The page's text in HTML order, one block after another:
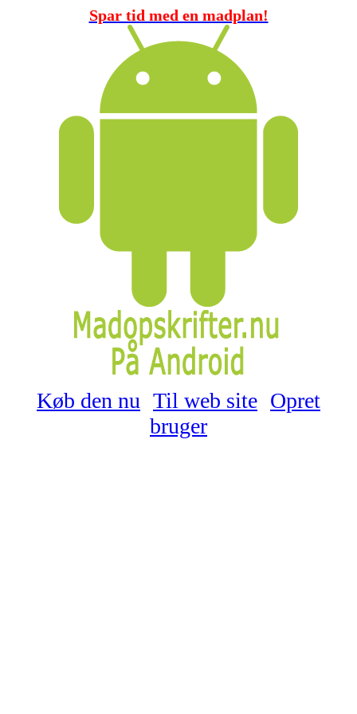
Spar tid med en madplan!
Køb den nu Til web site Opret
bruger